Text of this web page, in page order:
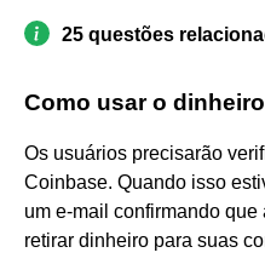
25 questões
Como usar o
Os usuários precisarão
Coinbase. Quando isso
um e-mail confirmando
retirar dinheiro para suas